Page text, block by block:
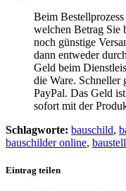
Beim
welchen Betrag Sie
noch günstige
dann entweder
Geld beim
die Ware. Schneller
PayPal. Das Geld
sofort mit der
Schlagworte: bauschild,
bauschilder online,
Eintrag teilen